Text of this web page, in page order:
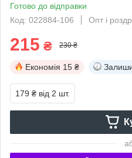
Готово до відправки
Код: 022884-106
Опт і
215 ₴ 230 ₴
Економія 15 ₴
179 ₴ від 2 шт.